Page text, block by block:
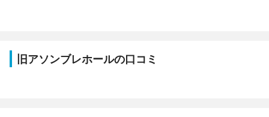
旧アソンブレホールの口コミ